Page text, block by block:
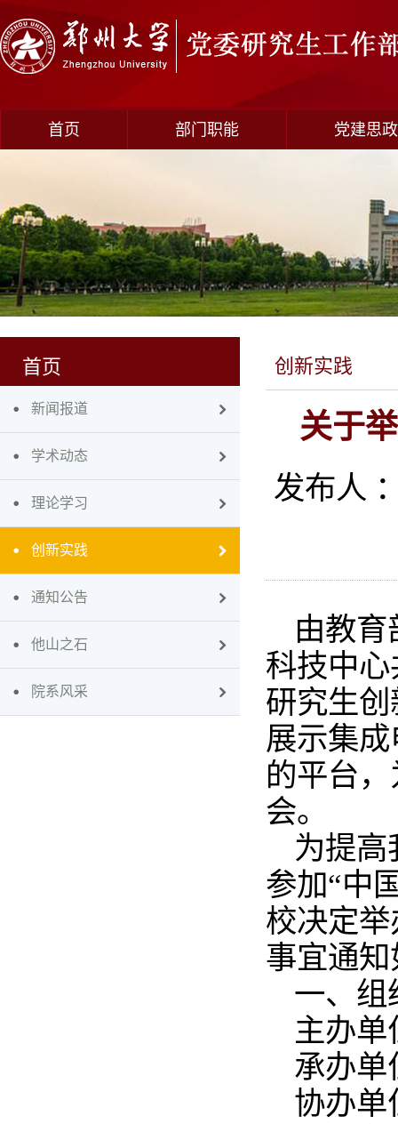
首页 部门职能 党建思政
首页
新闻报道
学术动态
理论学习
创新实践
通知公告
他山之石
院系风采
创新实践
关于
发布人
由教
科技中
研究生
展示集
的平台
会。
为提
参加“中
校决定
事宜通
一、组
主办
承办单
协办单